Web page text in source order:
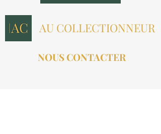
AU COLLECTIONNEUR
NOUS CONTACTER